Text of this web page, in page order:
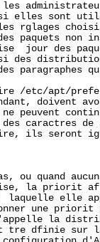
elles sont
rglages
paquets non
jour des
des
paragraphes
/etc/apt/
doivent
peuvent
caractres de
ils seront
ou quand
la priorit
laquelle elle
une priorit
la
tre dfinie sur